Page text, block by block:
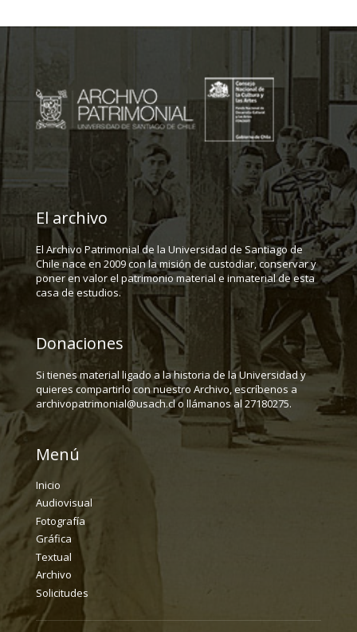
El archivo
El Archivo Patrimonial de la Universidad de Santiago de
Chile nace en 2009 con la misión de custodiar, conservar y
poner en valor el patrimonio material e inmaterial de esta
casa de estudios.
Donaciones
Si tienes material ligado a la historia de la Universidad y
quieres compartirlo con nuestro Archivo, escríbenos a
archivopatrimonial@usach.cl o llámanos al 27180275.
Menú
Inicio
Audiovisual
Fotografía
Gráfica
Textual
Archivo
Solicitudes